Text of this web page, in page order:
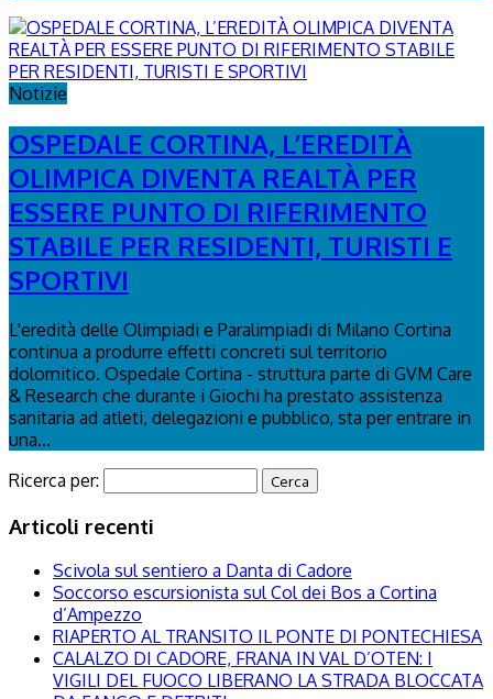
Notizie
OSPEDALE CORTINA, L’EREDITÀ
OLIMPICA DIVENTA REALTÀ PER
ESSERE PUNTO DI RIFERIMENTO
STABILE PER RESIDENTI, TURISTI E
SPORTIVI
L'eredità delle Olimpiadi e Paralimpiadi di Milano Cortina
continua a produrre effetti concreti sul territorio
dolomitico. Ospedale Cortina - struttura parte di GVM Care
& Research che durante i Giochi ha prestato assistenza
sanitaria ad atleti, delegazioni e pubblico, sta per entrare in
una...
Ricerca per:
Articoli recenti
Scivola sul sentiero a Danta di Cadore
Soccorso escursionista sul Col dei Bos a Cortina
d’Ampezzo
RIAPERTO AL TRANSITO IL PONTE DI PONTECHIESA
CALALZO DI CADORE, FRANA IN VAL D’OTEN: I
VIGILI DEL FUOCO LIBERANO LA STRADA BLOCCATA